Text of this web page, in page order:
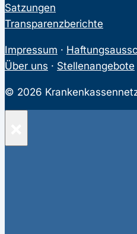
Satzungen
Transparenzberichte
Impressum ·
Über uns · Stellenangebote
© 2026